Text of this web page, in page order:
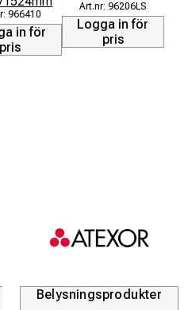
966410
in för
pris
96206LS
Logga in för
pris
Belysningsprodukter